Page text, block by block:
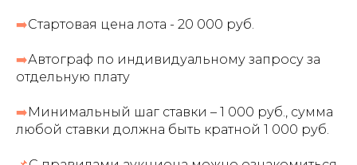
➡️Стартовая цена лота - 20 000 руб.
➡️Автограф по индивидуальному запросу за
отдельную плату
➡️Минимальный шаг ставки – 1 000 руб., сумма
любой ставки должна быть кратной 1 000 руб.